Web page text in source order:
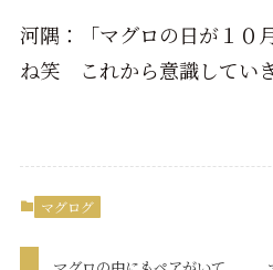
河隅：「マグロの日が１０
ね笑 これから意識してい
マグログ